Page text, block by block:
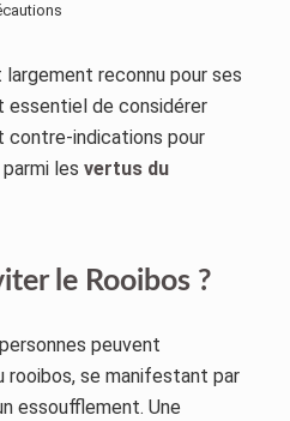
reconnu pour ses
de considérer
contre-indications pour
les vertus du
le Rooibos ?
peuvent
rooibos, se manifestant par
essoufflement. Une